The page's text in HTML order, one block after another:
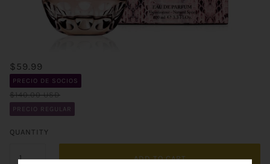
$59.99
PRECIO DE SOCIOS
$140.00 USD
PRECIO REGULAR
QUANTITY
ADD TO CART